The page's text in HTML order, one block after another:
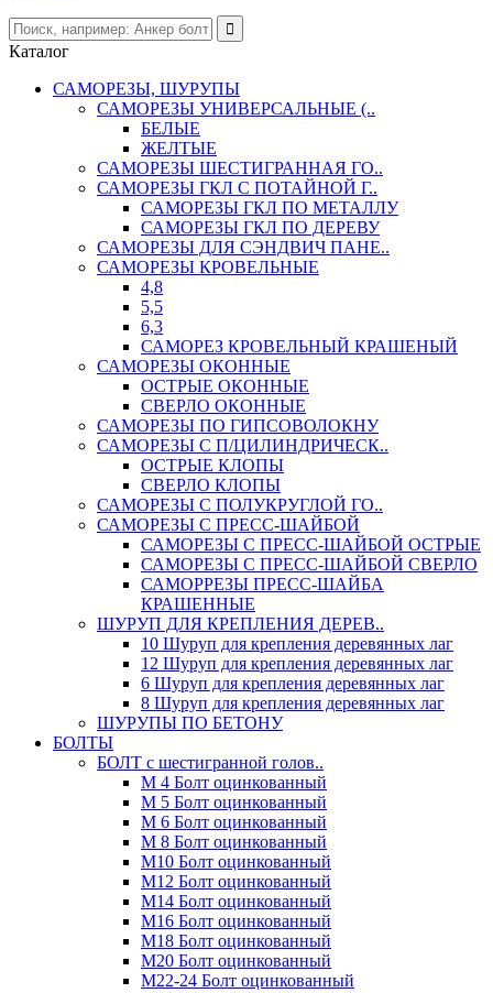
Каталог
САМОРЕЗЫ, ШУРУПЫ
САМОРЕЗЫ УНИВЕРСАЛЬНЫЕ (..
БЕЛЫЕ
ЖЕЛТЫЕ
САМОРЕЗЫ ШЕСТИГРАННАЯ ГО..
САМОРЕЗЫ ГКЛ С ПОТАЙНОЙ Г..
САМОРЕЗЫ ГКЛ ПО МЕТАЛЛУ
САМОРЕЗЫ ГКЛ ПО ДЕРЕВУ
САМОРЕЗЫ ДЛЯ СЭНДВИЧ ПАНЕ..
САМОРЕЗЫ КРОВЕЛЬНЫЕ
4,8
5,5
6,3
САМОРЕЗ КРОВЕЛЬНЫЙ КРАШЕНЫЙ
САМОРЕЗЫ ОКОННЫЕ
ОСТРЫЕ ОКОННЫЕ
СВЕРЛО ОКОННЫЕ
САМОРЕЗЫ ПО ГИПСОВОЛОКНУ
САМОРЕЗЫ С П/ЦИЛИНДРИЧЕСК..
ОСТРЫЕ КЛОПЫ
СВЕРЛО КЛОПЫ
САМОРЕЗЫ С ПОЛУКРУГЛОЙ ГО..
САМОРЕЗЫ С ПРЕСС-ШАЙБОЙ
САМОРЕЗЫ С ПРЕСС-ШАЙБОЙ ОСТРЫЕ
САМОРЕЗЫ С ПРЕСС-ШАЙБОЙ СВЕРЛО
САМОРРЕЗЫ ПРЕСС-ШАЙБА
КРАШЕННЫЕ
ШУРУП ДЛЯ КРЕПЛЕНИЯ ДЕРЕВ..
10 Шуруп для крепления деревянных лаг
12 Шуруп для крепления деревянных лаг
6 Шуруп для крепления деревянных лаг
8 Шуруп для крепления деревянных лаг
ШУРУПЫ ПО БЕТОНУ
БОЛТЫ
БОЛТ с шестигранной голов..
М 4 Болт оцинкованный
М 5 Болт оцинкованный
М 6 Болт оцинкованный
М 8 Болт оцинкованный
М10 Болт оцинкованный
М12 Болт оцинкованный
М14 Болт оцинкованный
М16 Болт оцинкованный
М18 Болт оцинкованный
М20 Болт оцинкованный
М22-24 Болт оцинкованный